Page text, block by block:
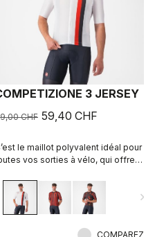
3 JERSEY
CHF 59,40 CHF
le maillot polyvalent idéal pour
vos sorties à vélo, qui offre
vitesse lors des sorties rapides en
ou des courses.
COMPAREZ